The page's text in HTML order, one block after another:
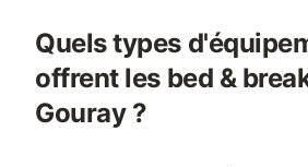
Quels types
offrent les bed &
Gouray ?